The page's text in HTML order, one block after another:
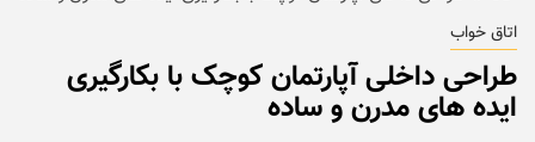
اتاق خواب
طراحی داخلی آپارتمان کوچک با بکارگیری
ایده های مدرن و ساده